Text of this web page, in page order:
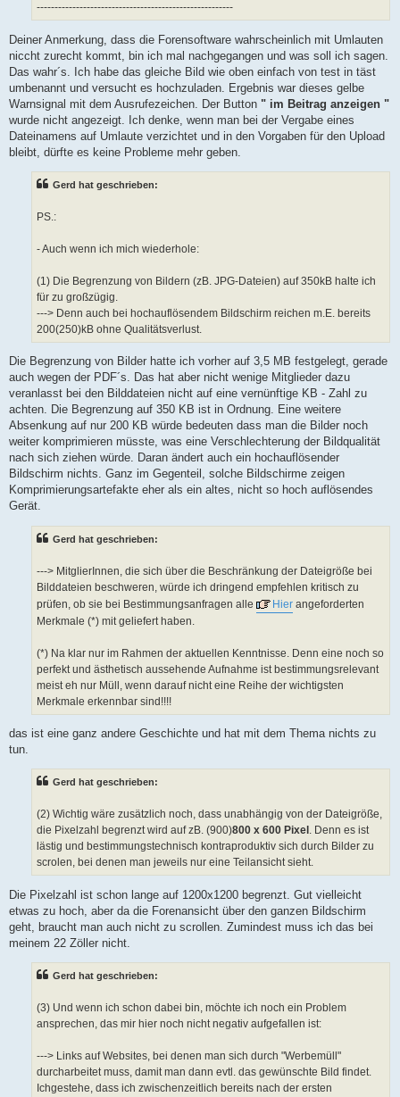
-------------------------------------------------------
Deiner Anmerkung, dass die Forensoftware wahrscheinlich mit Umlauten
niccht zurecht kommt, bin ich mal nachgegangen und was soll ich sagen.
Das wahr´s. Ich habe das gleiche Bild wie oben einfach von test in täst
umbenannt und versucht es hochzuladen. Ergebnis war dieses gelbe
Warnsignal mit dem Ausrufezeichen. Der Button " im Beitrag anzeigen "
wurde nicht angezeigt. Ich denke, wenn man bei der Vergabe eines
Dateinamens auf Umlaute verzichtet und in den Vorgaben für den Upload
bleibt, dürfte es keine Probleme mehr geben.
Gerd hat geschrieben:
PS.:
- Auch wenn ich mich wiederhole:
(1) Die Begrenzung von Bildern (zB. JPG-Dateien) auf 350kB halte ich
für zu großzügig.
---> Denn auch bei hochauflösendem Bildschirm reichen m.E. bereits
200(250)kB ohne Qualitätsverlust.
Die Begrenzung von Bilder hatte ich vorher auf 3,5 MB festgelegt, gerade
auch wegen der PDF´s. Das hat aber nicht wenige Mitglieder dazu
veranlasst bei den Bilddateien nicht auf eine vernünftige KB - Zahl zu
achten. Die Begrenzung auf 350 KB ist in Ordnung. Eine weitere
Absenkung auf nur 200 KB würde bedeuten dass man die Bilder noch
weiter komprimieren müsste, was eine Verschlechterung der Bildqualität
nach sich ziehen würde. Daran ändert auch ein hochauflösender
Bildschirm nichts. Ganz im Gegenteil, solche Bildschirme zeigen
Komprimierungsartefakte eher als ein altes, nicht so hoch auflösendes
Gerät.
Gerd hat geschrieben:
---> MitglierInnen, die sich über die Beschränkung der Dateigröße bei
Bilddateien beschweren, würde ich dringend empfehlen kritisch zu
prüfen, ob sie bei Bestimmungsanfragen alle
Hier angeforderten
Merkmale (*) mit geliefert haben.
(*) Na klar nur im Rahmen der aktuellen Kenntnisse. Denn eine noch so
perfekt und ästhetisch aussehende Aufnahme ist bestimmungsrelevant
meist eh nur Müll, wenn darauf nicht eine Reihe der wichtigsten
Merkmale erkennbar sind!!!!
das ist eine ganz andere Geschichte und hat mit dem Thema nichts zu
tun.
Gerd hat geschrieben:
(2) Wichtig wäre zusätzlich noch, dass unabhängig von der Dateigröße,
die Pixelzahl begrenzt wird auf zB. (900)800 x 600 Pixel . Denn es ist
lästig und bestimmungstechnisch kontraproduktiv sich durch Bilder zu
scrolen, bei denen man jeweils nur eine Teilansicht sieht.
Die Pixelzahl ist schon lange auf 1200x1200 begrenzt. Gut vielleicht
etwas zu hoch, aber da die Forenansicht über den ganzen Bildschirm
geht, braucht man auch nicht zu scrollen. Zumindest muss ich das bei
meinem 22 Zöller nicht.
Gerd hat geschrieben:
(3) Und wenn ich schon dabei bin, möchte ich noch ein Problem
ansprechen, das mir hier noch nicht negativ aufgefallen ist:
---> Links auf Websites, bei denen man sich durch "Werbemüll"
durcharbeitet muss, damit man dann evtl. das gewünschte Bild findet.
Ichgestehe, dass ich zwischenzeitlich bereits nach der ersten